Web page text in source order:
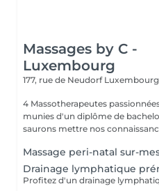
Massages by C -
Luxembourg
177, rue de Neudorf Luxembourg
4 Massotherapeutes
munies d'un diplôme de
saurons mettre nos
Massage peri-natal sur-
Drainage lymphatique